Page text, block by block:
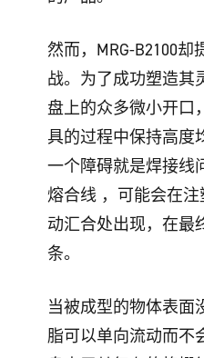
然而，MRG-B2100
战。为了成功塑造其
盘上的众多微小开口
具的过程中保持高度
一个障碍就是焊接线
熔合线 ，可能会在
动汇合处出现，在最
条。
当被成型的物体表面
脂可以单向流动而不